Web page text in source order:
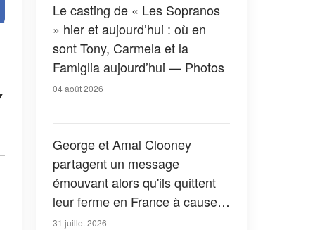
Le casting de « Les Sopranos
» hier et aujourd’hui : où en
sont Tony, Carmela et la
Famiglia aujourd’hui — Photos
04 août 2026
George et Amal Clooney
partagent un message
émouvant alors qu'ils quittent
leur ferme en France à cause
des feux de forêt — Tous les
31 juillet 2026